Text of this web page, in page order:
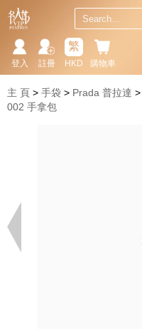
購物車
繁
HKD
註冊
登入
主 頁 手袋 Prada 普拉達
002 手拿包